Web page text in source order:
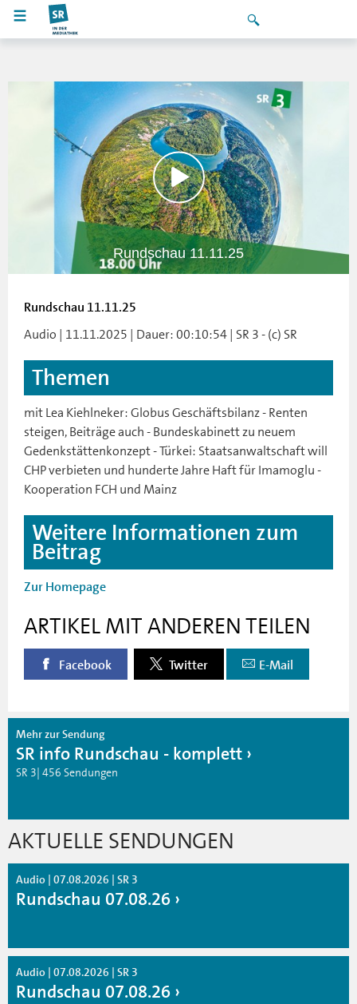
Rundschau 11.11.25
Rundschau 11.11.25
Audio | 11.11.2025 | Dauer: 00:10:54 | SR 3 - (c) SR
Themen
mit Lea Kiehlneker: Globus Geschäftsbilanz - Renten
steigen, Beiträge auch - Bundeskabinett zu neuem
Gedenkstättenkonzept - Türkei: Staatsanwaltschaft will
CHP verbieten und hunderte Jahre Haft für Imamoglu -
Kooperation FCH und Mainz
Weitere Informationen zum
Beitrag
Zur Homepage
ARTIKEL MIT ANDEREN TEILEN
Facebook Twitter E-Mail
Mehr zur Sendung
SR info Rundschau - komplett
SR 3| 456 Sendungen
AKTUELLE SENDUNGEN
Audio | 07.08.2026 | SR 3
Rundschau 07.08.26
Audio | 07.08.2026 | SR 3
Rundschau 07.08.26